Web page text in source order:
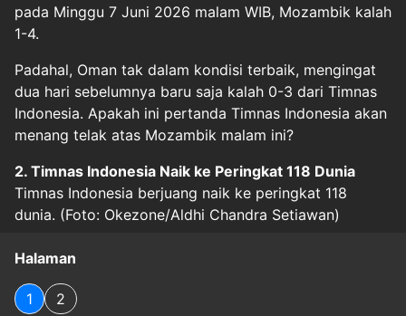
pada Minggu 7 Juni 2026 malam WIB, Mozambik kalah
1-4.
Padahal, Oman tak dalam kondisi terbaik, mengingat
dua hari sebelumnya baru saja kalah 0-3 dari Timnas
Indonesia. Apakah ini pertanda Timnas Indonesia akan
menang telak atas Mozambik malam ini?
2. Timnas Indonesia Naik ke Peringkat 118 Dunia
Timnas Indonesia berjuang naik ke peringkat 118
dunia. (Foto: Okezone/Aldhi Chandra Setiawan)
Halaman
1 2